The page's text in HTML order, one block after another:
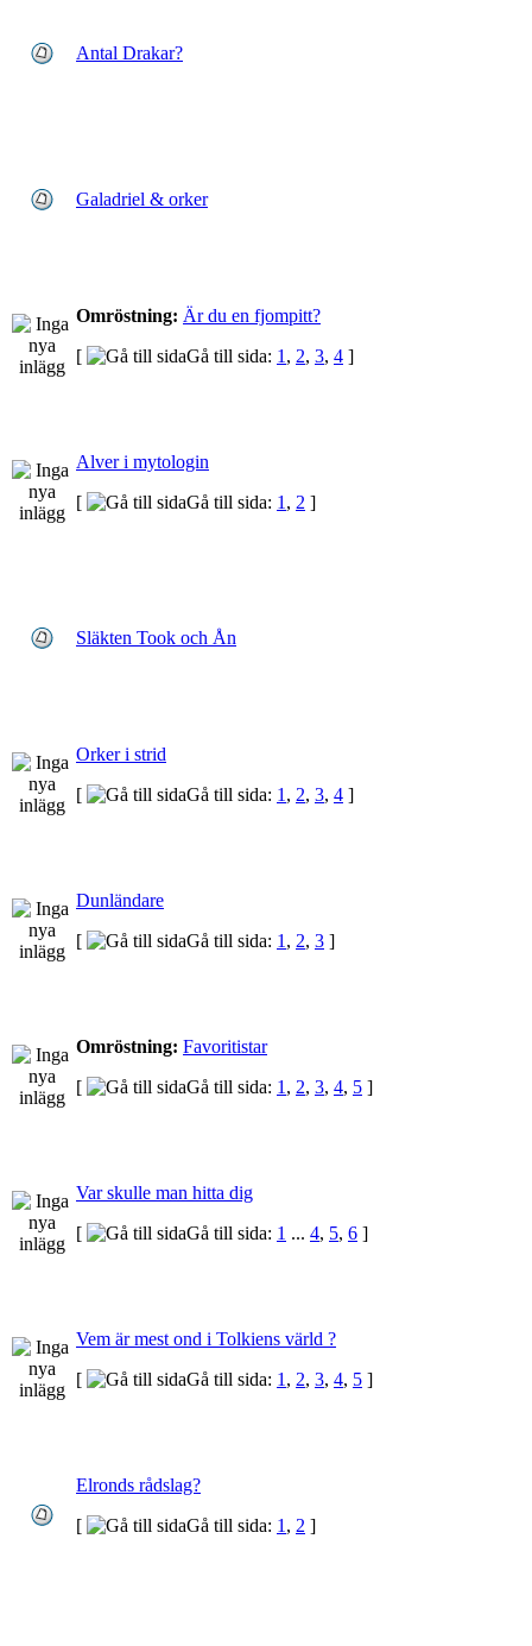
Antal Drakar?
Galadriel & orker
Omröstning: Är du en fjompitt?
[
Gå till sida: 1 , 2, 3, 4 ]
Alver i mytologin
[
Gå till sida: 1 , 2 ]
Släkten Took och Ån
Orker i strid
[
Gå till sida: 1 , 2, 3, 4 ]
Dunländare
[
Gå till sida: 1 , 2, 3 ]
Omröstning: Favoritistar
[
Gå till sida: 1 , 2, 3, 4, 5 ]
Var skulle man hitta dig
[
Gå till sida: 1 ... 4, 5, 6 ]
Vem är mest ond i Tolkiens värld ?
[
Gå till sida: 1 , 2, 3, 4, 5 ]
Elronds rådslag?
[
Gå till sida: 1 , 2 ]